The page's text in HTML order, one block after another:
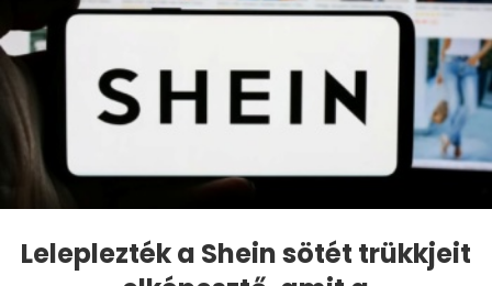
Leleplezték a Shein sötét trükkjeit